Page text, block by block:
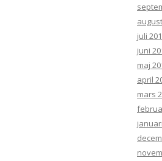
juli
juni
maj
april
mars